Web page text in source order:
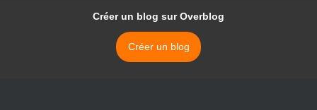
Créer un blog sur Overblog
Créer un blog